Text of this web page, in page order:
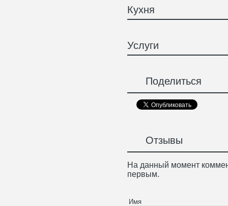
Кухня
Услуги
Поделиться
Отзывы
На данный момент
первым.
Имя